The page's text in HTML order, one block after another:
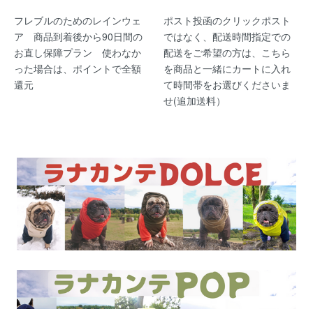
フレブルのためのレインウェ
ア 商品到着後から90日間の
お直し保障プラン 使わなか
った場合は、ポイントで全額
還元
ポスト投函のクリックポスト
ではなく、配送時間指定での
配送をご希望の方は、こちら
を商品と一緒にカートに入れ
て時間帯をお選びくださいま
せ(追加送料）